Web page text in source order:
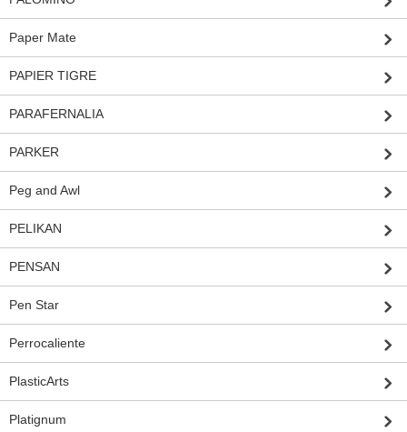
Paper Mate
PAPIER TIGRE
PARAFERNALIA
PARKER
Peg and Awl
PELIKAN
PENSAN
Pen Star
Perrocaliente
PlasticArts
Platignum